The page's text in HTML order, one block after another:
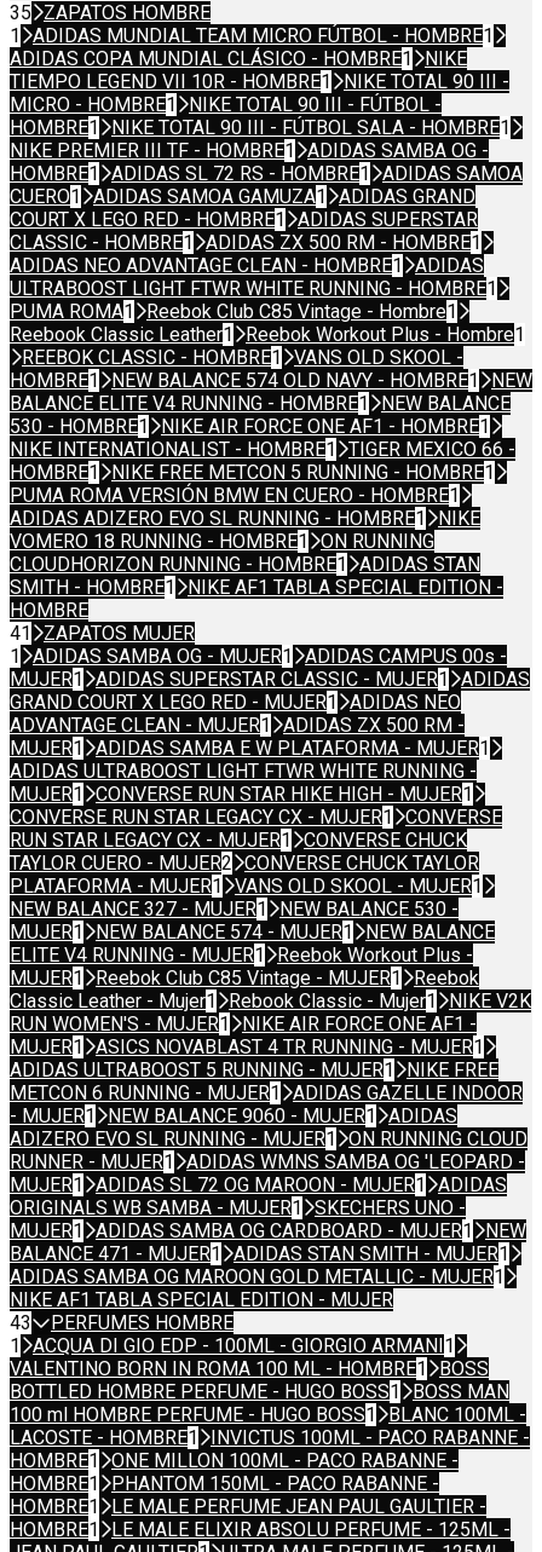
35
ZAPATOS HOMBRE
1
ADIDAS MUNDIAL TEAM MICRO FÚTBOL - HOMBRE1
ADIDAS COPA MUNDIAL CLÁSICO - HOMBRE1
NIKE
TIEMPO LEGEND VII 10R - HOMBRE1
NIKE TOTAL 90 III -
MICRO - HOMBRE1
NIKE TOTAL 90 III - FÚTBOL -
HOMBRE1 NIKE TOTAL 90 III - FÚTBOL SALA - HOMBRE1
NIKE PREMIER III TF - HOMBRE1
ADIDAS SAMBA OG -
HOMBRE1 ADIDAS SL 72 RS - HOMBRE1
ADIDAS SAMOA
CUERO1 ADIDAS SAMOA GAMUZA1
ADIDAS GRAND
COURT X LEGO RED - HOMBRE1
ADIDAS SUPERSTAR
CLASSIC - HOMBRE1 ADIDAS ZX 500 RM - HOMBRE1
ADIDAS NEO ADVANTAGE CLEAN - HOMBRE1
ADIDAS
ULTRABOOST LIGHT FTWR WHITE RUNNING - HOMBRE1
PUMA ROMA1 Reebok Club C85 Vintage - Hombre1
Reebook Classic Leather1 Reebok Workout Plus - Hombre1
REEBOK CLASSIC - HOMBRE1
VANS OLD SKOOL -
HOMBRE1 NEW BALANCE 574 OLD NAVY - HOMBRE1
NEW
BALANCE ELITE V4 RUNNING - HOMBRE1
NEW BALANCE
530 - HOMBRE1 NIKE AIR FORCE ONE AF1 - HOMBRE1
NIKE INTERNATIONALIST - HOMBRE1
TIGER MEXICO 66 -
HOMBRE1 NIKE FREE METCON 5 RUNNING - HOMBRE1
PUMA ROMA VERSIÓN BMW EN CUERO - HOMBRE1
ADIDAS ADIZERO EVO SL RUNNING - HOMBRE1
NIKE
VOMERO 18 RUNNING - HOMBRE1
ON RUNNING
CLOUDHORIZON RUNNING - HOMBRE1
ADIDAS STAN
SMITH - HOMBRE1
NIKE AF1 TABLA SPECIAL EDITION -
HOMBRE
41
ZAPATOS MUJER
1
ADIDAS SAMBA OG - MUJER1
ADIDAS CAMPUS 00s -
MUJER1 ADIDAS SUPERSTAR CLASSIC - MUJER1
ADIDAS
GRAND COURT X LEGO RED - MUJER1
ADIDAS NEO
ADVANTAGE CLEAN - MUJER1
ADIDAS ZX 500 RM -
MUJER1 ADIDAS SAMBA E W PLATAFORMA - MUJER1
ADIDAS ULTRABOOST LIGHT FTWR WHITE RUNNING -
MUJER1 CONVERSE RUN STAR HIKE HIGH - MUJER1
CONVERSE RUN STAR LEGACY CX - MUJER1
CONVERSE
RUN STAR LEGACY CX - MUJER1
CONVERSE CHUCK
TAYLOR CUERO - MUJER2 CONVERSE CHUCK TAYLOR
PLATAFORMA - MUJER1 VANS OLD SKOOL - MUJER1
NEW BALANCE 327 - MUJER1
NEW BALANCE 530 -
MUJER1 NEW BALANCE 574 - MUJER1
NEW BALANCE
ELITE V4 RUNNING - MUJER1
Reebok Workout Plus -
MUJER1 Reebok Club C85 Vintage - MUJER1
Reebok
Classic Leather - Mujer1 Rebook Classic - Mujer1
NIKE V2K
RUN WOMEN'S - MUJER1
NIKE AIR FORCE ONE AF1 -
MUJER1 ASICS NOVABLAST 4 TR RUNNING - MUJER1
ADIDAS ULTRABOOST 5 RUNNING - MUJER1
NIKE FREE
METCON 6 RUNNING - MUJER1
ADIDAS GAZELLE INDOOR
- MUJER1 NEW BALANCE 9060 - MUJER1
ADIDAS
ADIZERO EVO SL RUNNING - MUJER1
ON RUNNING CLOUD
RUNNER - MUJER1
ADIDAS WMNS SAMBA OG 'LEOPARD -
MUJER1 ADIDAS SL 72 OG MAROON - MUJER1
ADIDAS
ORIGINALS WB SAMBA - MUJER1
SKECHERS UNO -
MUJER1 ADIDAS SAMBA OG CARDBOARD - MUJER1
NEW
BALANCE 471 - MUJER1 ADIDAS STAN SMITH - MUJER1
ADIDAS SAMBA OG MAROON GOLD METALLIC - MUJER1
NIKE AF1 TABLA SPECIAL EDITION - MUJER
43
PERFUMES HOMBRE
1
ACQUA DI GIO EDP - 100ML - GIORGIO ARMANI 1
VALENTINO BORN IN ROMA 100 ML - HOMBRE1
BOSS
BOTTLED HOMBRE PERFUME - HUGO BOSS1
BOSS MAN
100 ml HOMBRE PERFUME - HUGO BOSS1
BLANC 100ML -
LACOSTE - HOMBRE1
INVICTUS 100ML - PACO RABANNE -
HOMBRE1
ONE MILLON 100ML - PACO RABANNE -
HOMBRE1
PHANTOM 150ML - PACO RABANNE -
HOMBRE1
LE MALE PERFUME JEAN PAUL GAULTIER -
HOMBRE1
LE MALE ELIXIR ABSOLU PERFUME - 125ML -